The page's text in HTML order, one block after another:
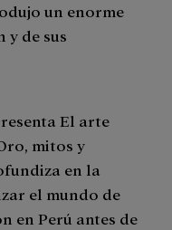
un enorme
y de sus
El arte
mitos y
en la
el mundo de
en Perú antes de